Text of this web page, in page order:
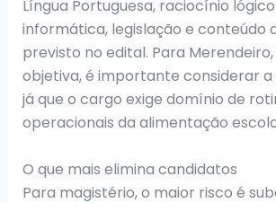
Língua Portuguesa, raciocínio
informática, legislação e conteúdo
previsto no edital. Para
objetiva, é importante considerar
já que o cargo exige domínio de
operacionais da alimentação
O que mais elimina candidatos
Para magistério, o maior risco é